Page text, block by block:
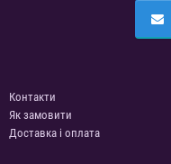
Контакти
Як замовити
Доставка і оплата